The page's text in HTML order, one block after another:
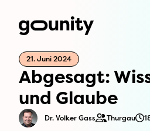
21. Juni 2024
Abgesagt:
und Glaube
Dr. Volker Gass Thurgau